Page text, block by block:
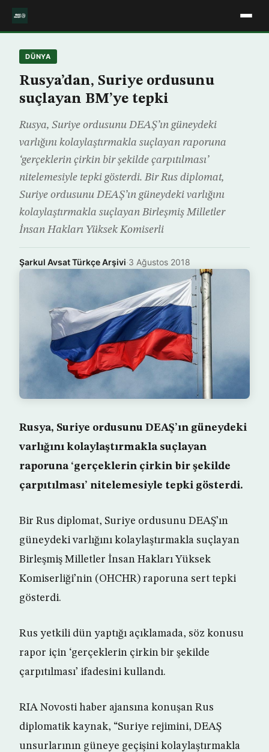
DÜNYA
Rusya’dan, Suriye ordusunu
suçlayan BM’ye tepki
Rusya, Suriye ordusunu DEAŞ’ın güneydeki
varlığını kolaylaştırmakla suçlayan raporuna
‘gerçeklerin çirkin bir şekilde çarpıtılması’
nitelemesiyle tepki gösterdi. Bir Rus diplomat,
Suriye ordusunu DEAŞ’ın güneydeki varlığını
kolaylaştırmakla suçlayan Birleşmiş Milletler
İnsan Hakları Yüksek Komiserli
Şarkul Avsat Türkçe Arşivi·3 Ağustos 2018
Rusya, Suriye ordusunu DEAŞ’ın güneydeki
varlığını kolaylaştırmakla suçlayan
raporuna ‘gerçeklerin çirkin bir şekilde
çarpıtılması’ nitelemesiyle tepki gösterdi.
Bir Rus diplomat, Suriye ordusunu DEAŞ’ın
güneydeki varlığını kolaylaştırmakla suçlayan
Birleşmiş Milletler İnsan Hakları Yüksek
Komiserliği’nin (OHCHR) raporuna sert tepki
gösterdi.
Rus yetkili dün yaptığı açıklamada, söz konusu
rapor için ‘gerçeklerin çirkin bir şekilde
çarpıtılması’ ifadesini kullandı.
RIA Novosti haber ajansına konuşan Rus
diplomatik kaynak, “Suriye rejimini, DEAŞ
unsurlarının güneye geçişini kolaylaştırmakla